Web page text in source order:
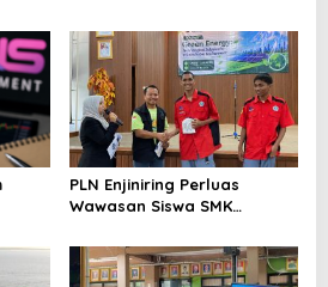
PLN Enjiniring Perluas
Wawasan Siswa SMK
Perubahan Iklim